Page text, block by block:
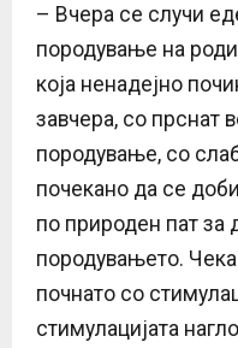
– Вчера се случи
породување на
која ненадејно
завчера, со прснат
породување, со
почекано да се
по природен пат за
породувањето.
почнато со
стимулацијата